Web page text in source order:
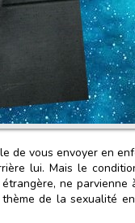
de vous envoyer en
lui. Mais le
ne
de la sexualité